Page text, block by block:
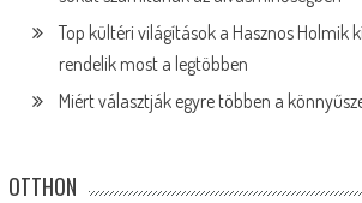
Top kültéri világítások a Hasznos Holmik
rendelik most a legtöbben
Miért választják egyre többen a
OTTHON